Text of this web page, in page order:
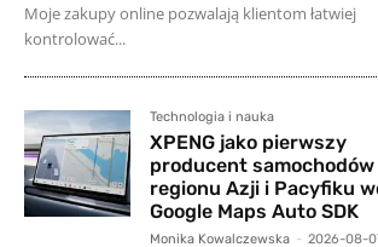
Moje zakupy online pozwalają klientom łatwiej
kontrolować...
Technologia i nauka
XPENG jako pierwszy
producent samochodów
regionu Azji i Pacyfiku
Google Maps Auto SDK
Monika Kowalczewska - 2026-08-